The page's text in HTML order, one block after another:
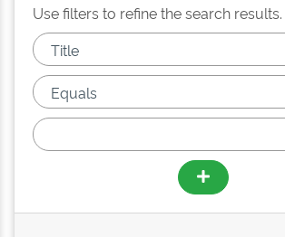
Use filters to refine the search results.